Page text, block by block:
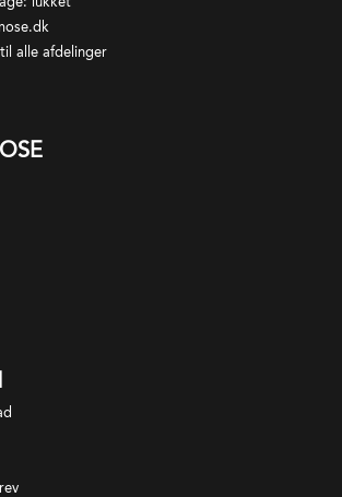
og mere end 800 producenter
Kun rødvin må produceres under
fadlagring anvendes bredt og
har lang holdbarhed i flasken.
i 1954. Klassifikationen
10. år og blandt appellationens
nævnes slotte som Cheval-Blanc og
alle afdelinger